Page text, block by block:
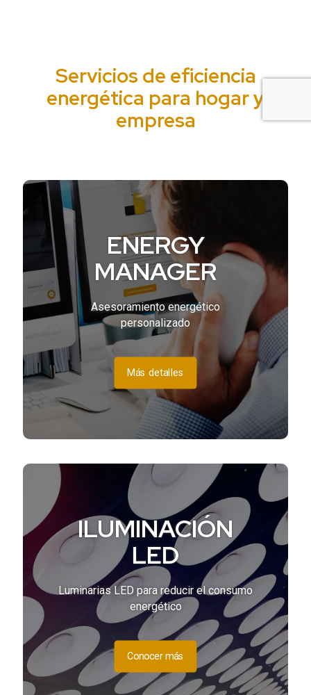
Servicios de eficiencia
energética para hogar y
empresa
ENERGY
MANAGER
Asesoramiento energético
personalizado
Más detalles
ILUMINACIÓN
LED
Luminarias LED para reducir el consumo
energético
Conocer más